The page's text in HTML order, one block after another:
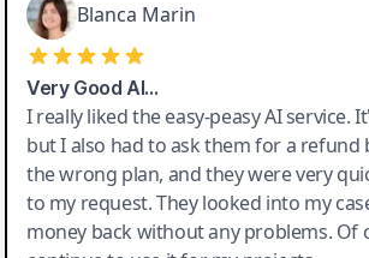
Blanca Marin
Very Good AI…
I really liked the easy-peasy AI service.
but I also had to ask them for a refund
the wrong plan, and they were very
to my request. They looked into my
money back without any problems. Of